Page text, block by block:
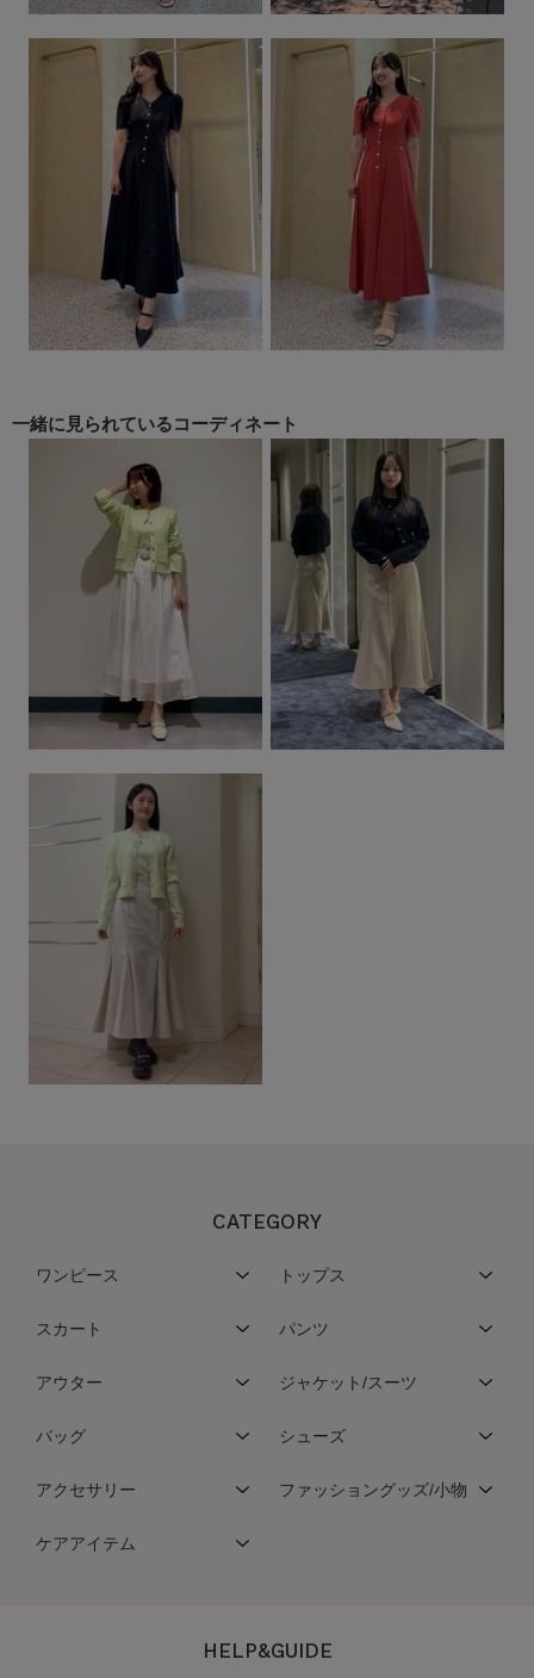
一緒に見られているコーディネート
CATEGORY
ワンピース トップス
スカート パンツ
アウター ジャケット/スーツ
バッグ シューズ
アクセサリー ファッショングッズ/小物
ケアアイテム
HELP&GUIDE